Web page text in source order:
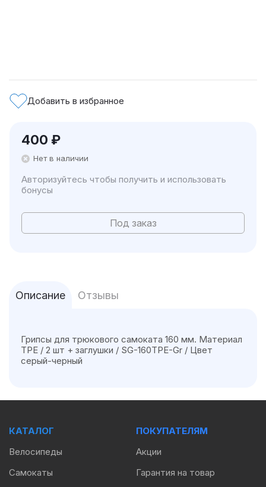
Добавить в избранное
400 ₽
Нет в наличии
Авторизуйтесь чтобы получить и использовать
бонусы
Под заказ
Описание Отзывы
Грипсы для трюкового самоката 160 мм. Материал
TPE / 2 шт + заглушки / SG-160TPE-Gr / Цвет
серый-черный
КАТАЛОГ
Велосипеды
Самокаты
ПОКУПАТЕЛЯМ
Акции
Гарантия на товар